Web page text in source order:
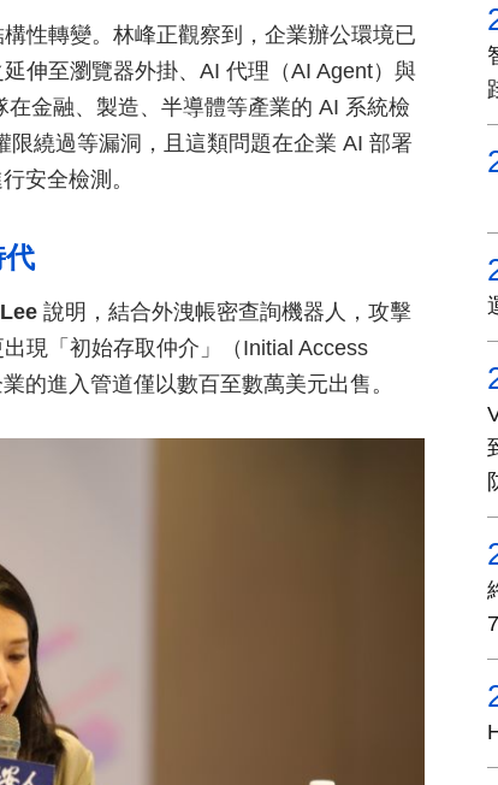
性轉變。林峰正觀察到，企業辦公環境已
伸至瀏覽器外掛、AI 代理（AI Agent）與
金融、製造、半導體等產業的 AI 系統檢
繞過等漏洞，且這類問題在企業 AI 部署
安全檢測。
說明，結合外洩帳密查詢機器人，攻擊
現「初始存取仲介」（Initial Access
的進入管道僅以數百至數萬美元出售。